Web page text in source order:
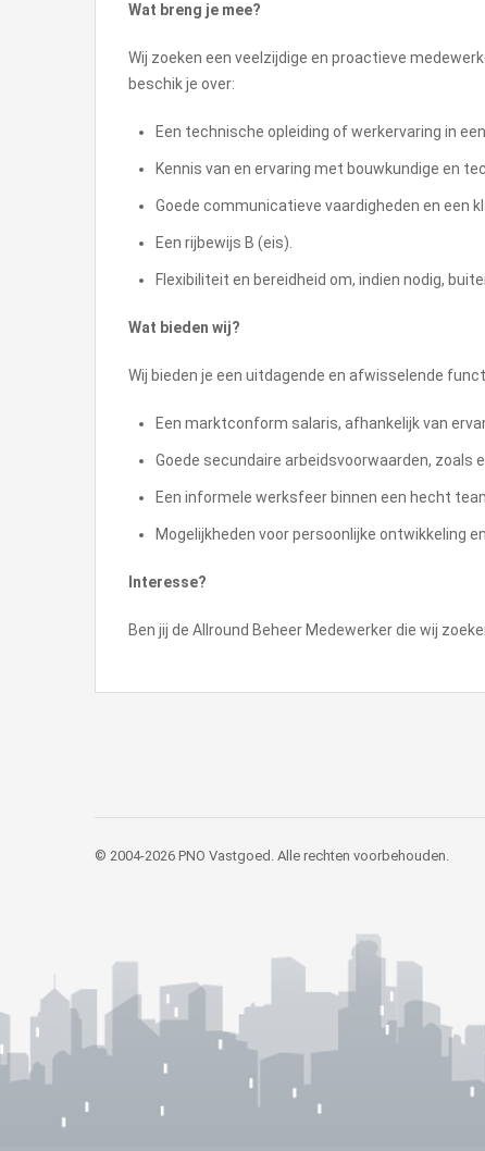
Wat breng je mee?
Wij zoeken een veelzijdige en proactieve
beschik je over:
Een technische opleiding of werkervaring in
Kennis van en ervaring met bouwkundige en
Goede communicatieve vaardigheden en een
Een rijbewijs B (eis).
Flexibiliteit en bereidheid om, indien nodig,
Wat bieden wij?
Wij bieden je een uitdagende en afwisselende
Een marktconform salaris, afhankelijk van
Goede secundaire arbeidsvoorwaarden, zoals
Een informele werksfeer binnen een hecht
Mogelijkheden voor persoonlijke ontwikkeling
Interesse?
Ben jij de Allround Beheer Medewerker die wij
© 2004-2026 PNO Vastgoed. Alle rechten voorbehouden.